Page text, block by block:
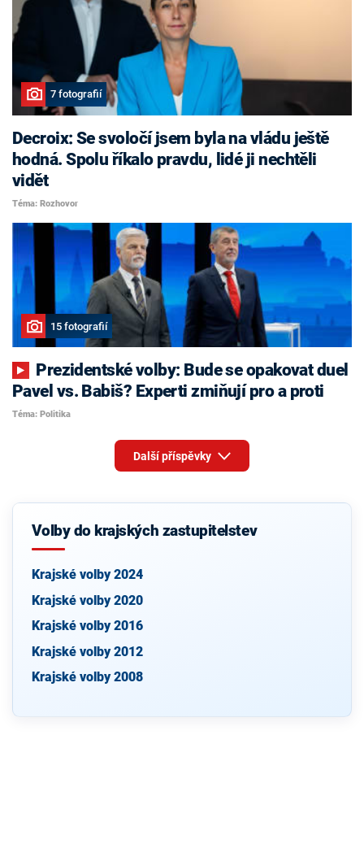
7 fotografií
Decroix: Se svoločí jsem byla na vládu ještě
hodná. Spolu říkalo pravdu, lidé ji nechtěli
vidět
Téma: Rozhovor
15 fotografií
Pavel vs. Babiš? Experti zmiňují pro a proti
Téma: Politika
Další příspěvky
Volby do krajských zastupitelstev
Krajské volby 2024
Krajské volby 2020
Krajské volby 2016
Krajské volby 2012
Krajské volby 2008